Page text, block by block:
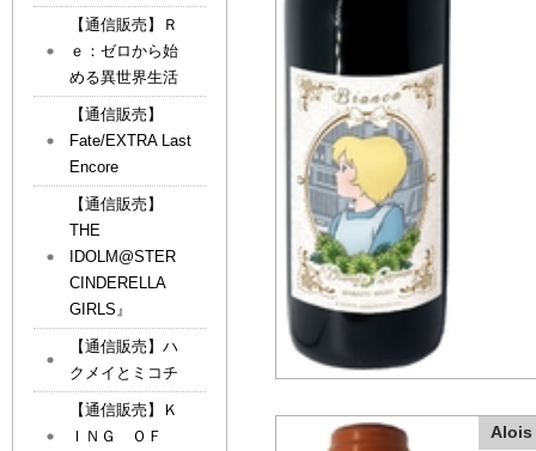
Alois
【通信販売】Ｒ
ｅ：ゼロから始
める異世界生活
【通信販売】
Fate/EXTRA Last
Encore
【通信販売】
THE
IDOLM@STER
CINDERELLA
GIRLS』
【通信販売】ハ
クメイとミコチ
【通信販売】Ｋ
ＩＮＧ ＯＦ